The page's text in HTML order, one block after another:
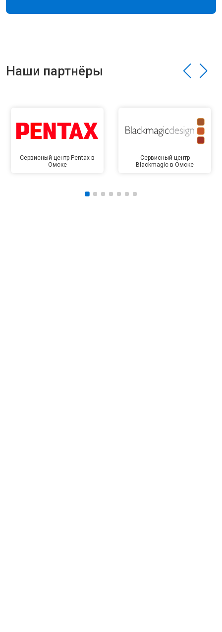
Наши партнёры
Сервисный центр Pentax в
Омске
Сервисный центр
Blackmagic в Омске